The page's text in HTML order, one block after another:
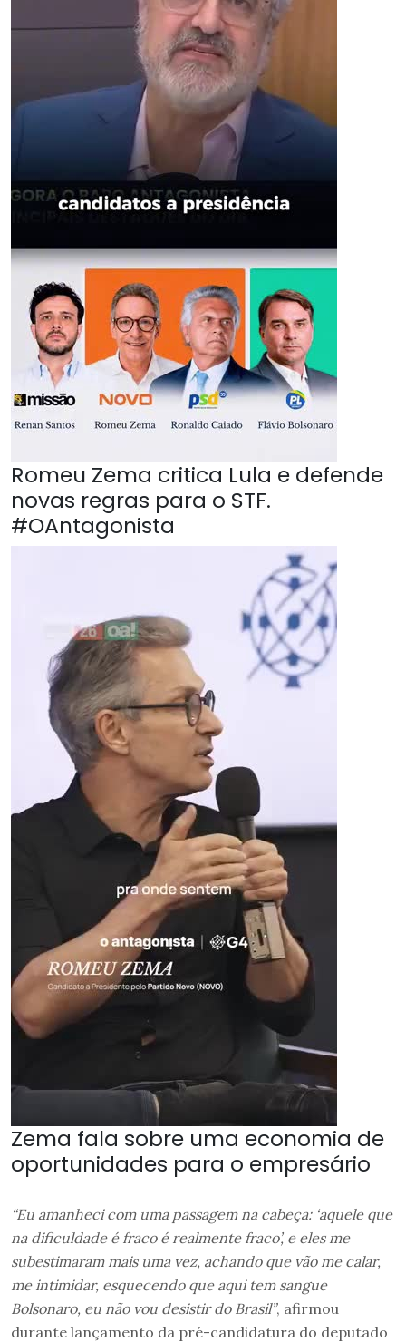
Romeu Zema critica Lula e defende
novas regras para o STF.
#OAntagonista
Zema fala sobre uma economia de
oportunidades para o empresário
“Eu amanheci com uma passagem na cabeça: ‘aquele que
na dificuldade é fraco é realmente fraco’, e eles me
subestimaram mais uma vez, achando que vão me calar,
me intimidar, esquecendo que aqui tem sangue
Bolsonaro, eu não vou desistir do Brasil”, afirmou
durante lançamento da pré-candidatura do deputado